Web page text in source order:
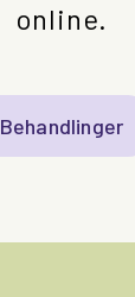
online.
Behandlinger